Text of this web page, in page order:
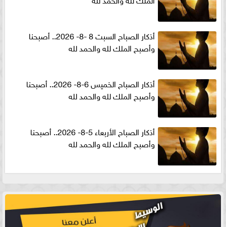
أذكار الصباح السبت 8 -8- 2026.. أصبحنا
وأصبح الملك لله والحمد لله
أذكار الصباح الخميس 6-8- 2026.. أصبحنا
وأصبح الملك لله والحمد لله
أذكار الصباح الأربعاء 5-8- 2026.. أصبحنا
وأصبح الملك لله والحمد لله